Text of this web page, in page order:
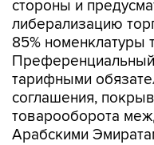
85% номенклатуры
Преференциальный
тарифными
соглашения,
товарооборота
Арабскими
Соглашение